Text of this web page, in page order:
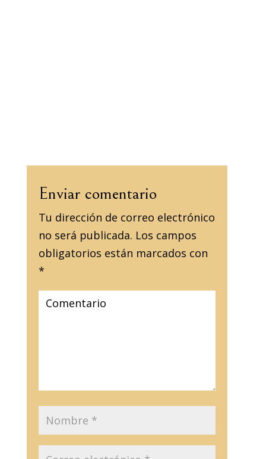
Enviar comentario
Tu dirección de correo electrónico
no será publicada. Los campos
obligatorios están marcados con
*